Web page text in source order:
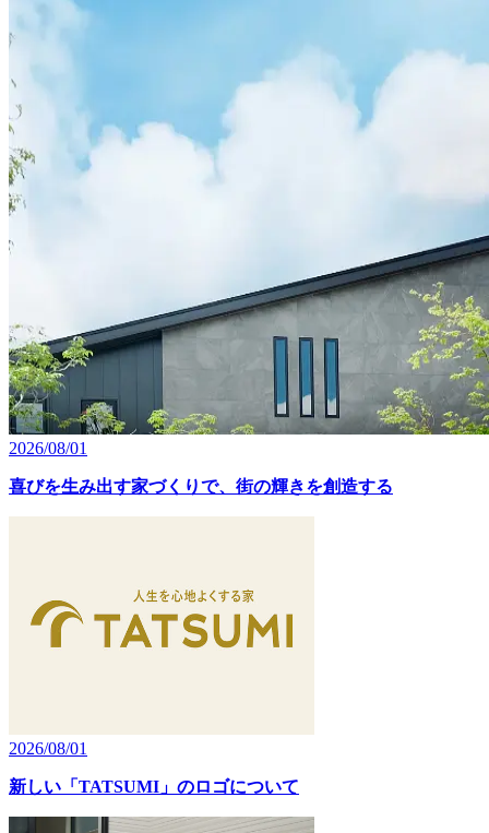
2026/08/01
喜びを生み出す家づくりで、街の輝きを創造する
2026/08/01
新しい「TATSUMI」のロゴについて